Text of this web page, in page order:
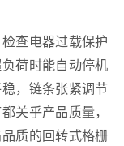
查电器过载保护
荷时能自动停机
，链条张紧调节
关乎产品质量，
质的回转式格栅